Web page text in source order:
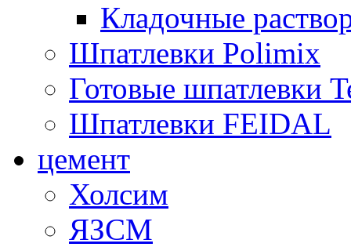
Кладочные
Шпатлевки Polimix
Готовые шпатлевки
Шпатлевки FEIDAL
цемент
Холсим
ЯЗCМ